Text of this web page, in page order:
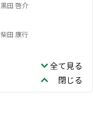
黒田 啓介
柴田 康行
全て見る
閉じる